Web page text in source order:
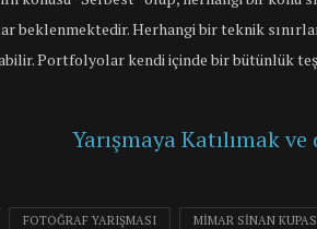
beklenmektedir. Herhangi bir teknik
Portfolyolar kendi içinde bir bütünlük
Yarışmaya Katılımak
FOTOĞRAF YARIŞMASI MIMAR SINAN